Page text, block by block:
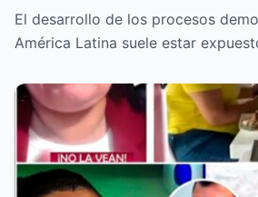
todas las mesas de
El desarrollo de los procesos
América Latina suele estar